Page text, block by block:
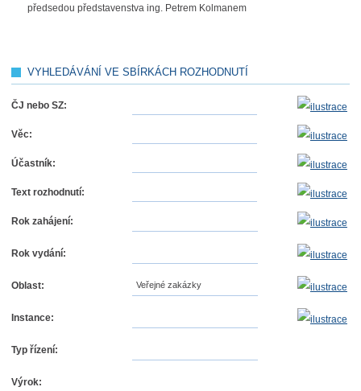
předsedou představenstva ing. Petrem Kolmanem
VYHLEDÁVÁNÍ VE SBÍRKÁCH ROZHODNUTÍ
ČJ nebo SZ:
Věc:
Účastník:
Text rozhodnutí:
Rok zahájení:
Rok vydání:
Oblast: Veřejné zakázky
Instance:
Typ řízení:
Výrok: